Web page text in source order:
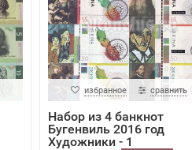
избранное сравнить
Набор из 4 банкнот
Бугенвиль 2016 год
Художники - 1